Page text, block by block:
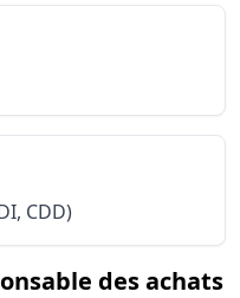
Responsable
Responsable des
CDD)
des achats